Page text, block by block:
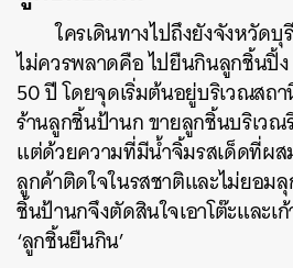
ใครเดินทางไปถึงยังจังหวัด
ไม่ควรพลาดคือ ไปยืนกินลูกชิ้นปิ้
50 ปี โดยจุดเริ่มต้นอยู่บริเวณสถ
ร้านลูกชิ้นป้านก ขายลูกชิ้นบริเว
แต่ด้วยความที่มีน้ำจิ้มรสเด็ดที่ผส
ลูกค้าติดใจในรสชาติและไม่ยอม
ชิ้นป้านกจึงตัดสินใจเอาโต๊ะและเ
‘ลูกชิ้นยืนกิน’